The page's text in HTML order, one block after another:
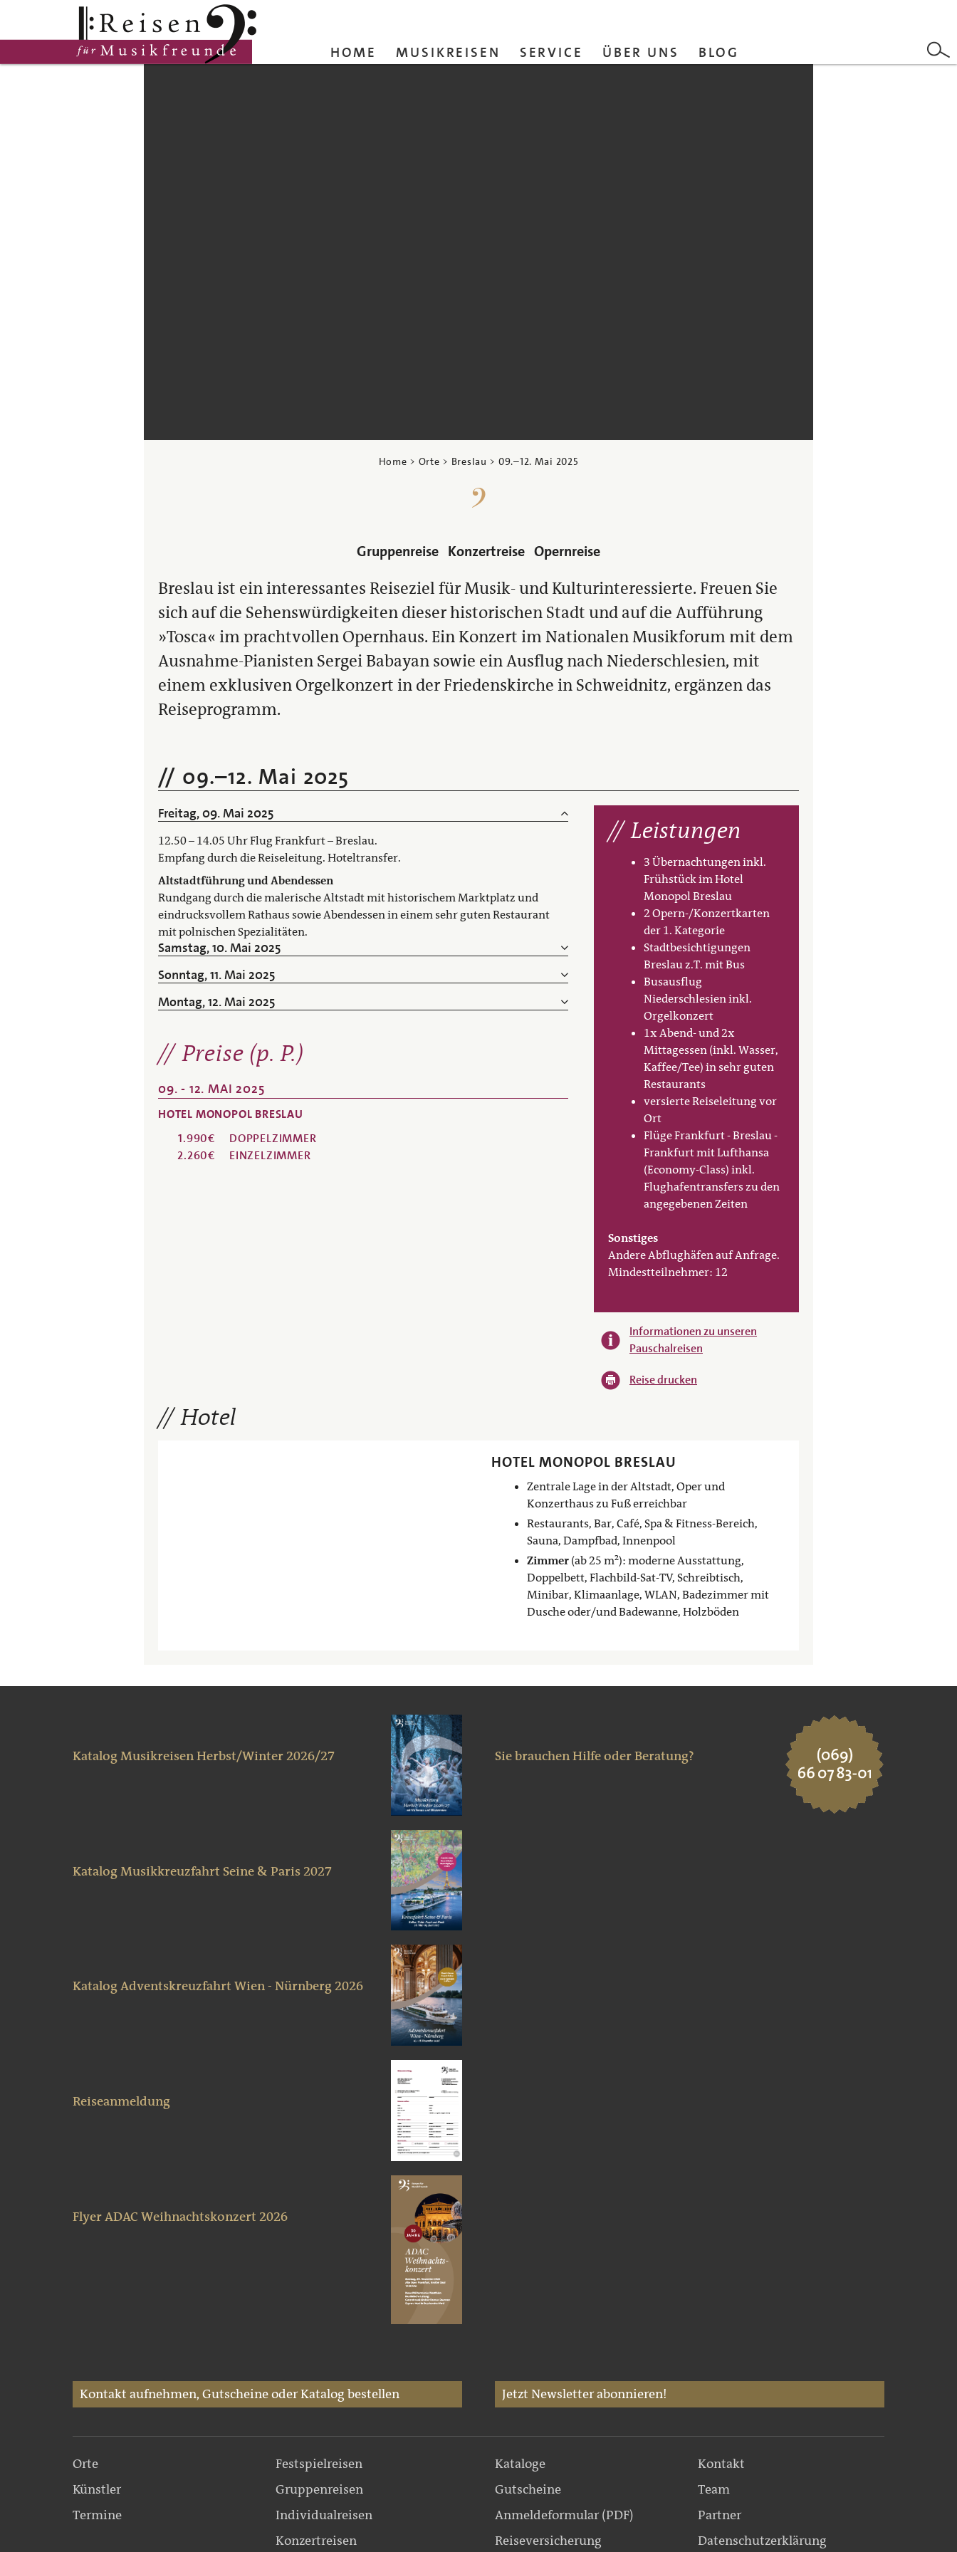
Fußzeile Cookie-Einstellungen
HOME MUSIKREISEN SERVICE ÜBER UNS BLOG
Home > Orte > Breslau > 09.–12. Mai 2025
Gruppenreise Konzertreise Opernreise
Breslau ist ein interessantes Reiseziel für Musik- und Kulturinteressierte. Freuen Sie
sich auf die Sehenswürdigkeiten dieser historischen Stadt und auf die Aufführung
»Tosca« im prachtvollen Opernhaus. Ein Konzert im Nationalen Musikforum mit dem
Ausnahme-Pianisten Sergei Babayan sowie ein Ausflug nach Niederschlesien, mit
einem exklusiven Orgelkonzert in der Friedenskirche in Schweidnitz, ergänzen das
Reiseprogramm.
09.–12. Mai 2025
Freitag, 09. Mai 2025
12.50 – 14.05 Uhr Flug Frankfurt – Breslau.
Empfang durch die Reiseleitung. Hoteltransfer.
Altstadtführung und Abendessen
Rundgang durch die malerische Altstadt mit historischem Marktplatz und
eindrucksvollem Rathaus sowie Abendessen in einem sehr guten Restaurant
mit polnischen Spezialitäten.
Samstag, 10. Mai 2025
Sonntag, 11. Mai 2025
Montag, 12. Mai 2025
Preise (p. P.)
09. - 12. MAI 2025
HOTEL MONOPOL BRESLAU
1.990€
DOPPELZIMMER
2.260€
EINZELZIMMER
Leistungen
3 Übernachtungen inkl.
Frühstück im Hotel
Monopol Breslau
2 Opern-/Konzertkarten
der 1. Kategorie
Stadtbesichtigungen
Breslau z.T. mit Bus
Busausflug
Niederschlesien inkl.
Orgelkonzert
1x Abend- und 2x
Mittagessen (inkl. Wasser,
Kaffee/Tee) in sehr guten
Restaurants
versierte Reiseleitung vor
Ort
Flüge Frankfurt - Breslau -
Frankfurt mit Lufthansa
(Economy-Class) inkl.
Flughafentransfers zu den
angegebenen Zeiten
Sonstiges
Andere Abflughäfen auf Anfrage.
Mindestteilnehmer: 12
Informationen zu unseren
Pauschalreisen
Reise drucken
Hotel
HOTEL MONOPOL BRESLAU
Zentrale Lage in der Altstadt, Oper und
Konzerthaus zu Fuß erreichbar
Restaurants, Bar, Café, Spa & Fitness-Bereich,
Sauna, Dampfbad, Innenpool
Zimmer(ab 25 m²): moderne Ausstattung,
Doppelbett, Flachbild-Sat-TV, Schreibtisch,
Minibar, Klimaanlage, WLAN, Badezimmer mit
Dusche oder/und Badewanne, Holzböden
Katalog Musikreisen Herbst/Winter 2026/27
Katalog Musikkreuzfahrt Seine & Paris 2027
Katalog Adventskreuzfahrt Wien - Nürnberg 2026
Reiseanmeldung
Flyer ADAC Weihnachtskonzert 2026
Sie brauchen Hilfe oder Beratung?
Kontakt aufnehmen, Gutscheine oder Katalog bestellen Jetzt Newsletter abonnieren!
Orte
Künstler
Termine
Festspielreisen
Gruppenreisen
Individualreisen
Konzertreisen
Kataloge
Gutscheine
Anmeldeformular (PDF)
Reiseversicherung
Kontakt
Team
Partner
Datenschutzerklärung